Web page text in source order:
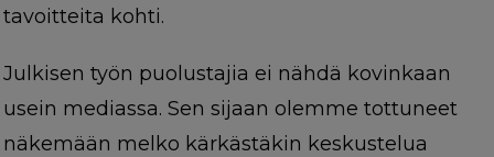
tavoitteita kohti.
Julkisen työn puolustajia ei nähdä kovinkaan
usein mediassa. Sen sijaan olemme tottuneet
näkemään melko kärkästäkin keskustelua